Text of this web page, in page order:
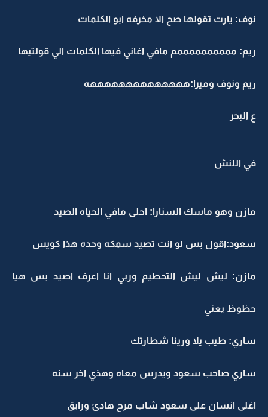
نوف: يارت تقولها صح الا مخرفه ابو الكلمات
ريم: ممممممممممم مافي اغاني فيها الكلمات الي قولتيها
ريم ونوف وميرا:ههههههههههههههه
ع البحر
في اللنش
مازن وهو ماسك السنارا: احلى مافي الحياه الصيد
سعود:اقول بس لو انت تصيد سمكه وحده هذا كويس
مازن: ليش ليش التحطيم وربي انا اعرف اصيد بس هيا
حظوظ يعني
ساري: طيب يلا ورينا شطارتك
ساري صاحب سعود ويدرس معاه وهذي اخر سنه
اغلى انسان على سعود شاب مرح هادئ ورايق